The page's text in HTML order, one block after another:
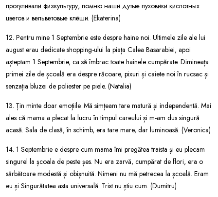
прогуливали физкультуру, помню наши дутые пуховики кислотных
цветов и вельветовые клёши. (Ekaterina)
12. Pentru mine 1 Septembrie este despre haine noi. Ultimele zile ale lui
august erau dedicate shopping-ului la piața Calea Basarabiei, apoi
așteptam 1 Septembrie, ca să îmbrac toate hainele cumpărate. Dimineața
primei zile de școală era despre răcoare, pixuri și caiete noi în rucsac și
senzația bluzei de poliester pe piele. (Natalia)
13. Țin minte doar emoțiile. Mă simțeam tare matură și independentă. Mai
ales că mama a plecat la lucru în timpul careului și m-am dus singură
acasă. Sala de clasă, în schimb, era tare mare, dar luminoasă. (Veronica)
14. 1 Septembrie e despre cum mama îmi pregătea traista și eu plecam
singurel la școala de peste șes. Nu era zarvă, cumpărat de flori, era o
sărbătoare modestă și obișnuită. Nimeni nu mă petrecea la școală. Eram
eu și Singurătatea asta universală. Trist nu știu cum. (Dumitru)